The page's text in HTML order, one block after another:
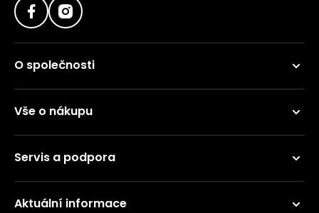
O společnosti
Vše o nákupu
Servis a podpora
Aktuální informace